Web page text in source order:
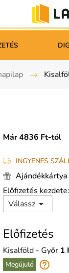
Már 4836 Ft-tól
INGYENES
Előfizetés kezdete:
Válassz
Előfizetés
Kisalföld - Győr 1
Megújuló help_outline